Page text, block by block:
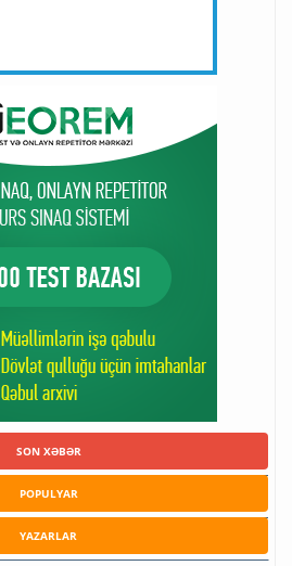
SON XƏBƏR
POPULYAR
YAZARLAR